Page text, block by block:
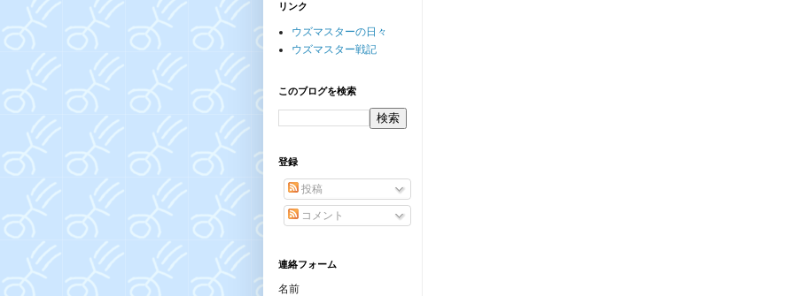
リンク
ウズマスターの日々
ウズマスター戦記
このブログを検索
登録
投稿
コメント
連絡フォーム
名前